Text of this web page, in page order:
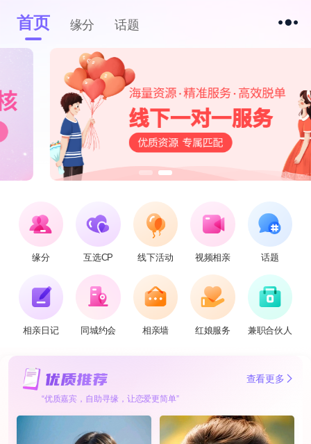
首页 缘分 话题
缘分 互选CP 线下活动 视频相亲 话题
相亲日记 同城约会 相亲墙 红娘服务 兼职合伙人
查看更多
“优质嘉宾，自助寻缘，让恋爱更简单”